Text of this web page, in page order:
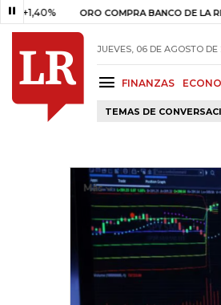
ORO COMPRA BANCO DE LA REPÚBLICA
JUEVES, 06 DE AGOSTO
FINANZAS
TEMAS DE